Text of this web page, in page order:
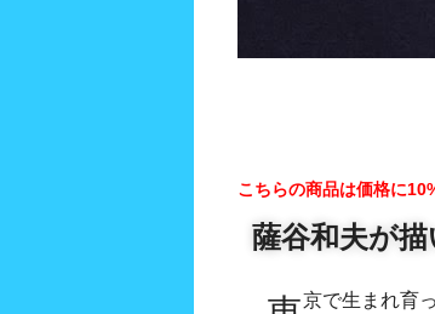
こちらの商品は価格に
薩谷和夫が